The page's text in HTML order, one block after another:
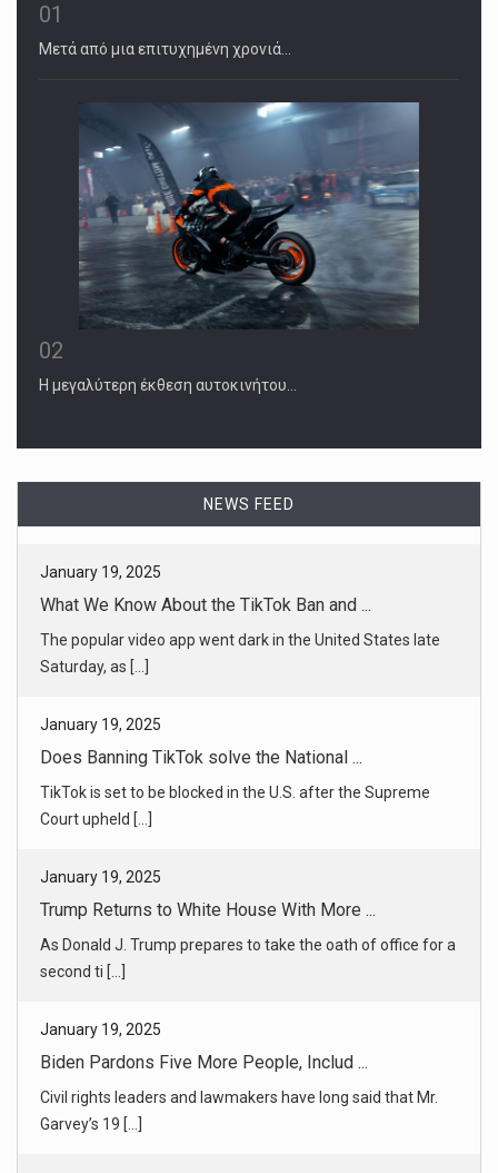
01
Μετά από μια επιτυχημένη χρονιά…
02
Η μεγαλύτερη έκθεση αυτοκινήτου…
NEWS FEED
What We Know About the TikTok Ban and ...
Saturday, as [...]
Does Banning TikTok solve the National ...
Court upheld [...]
Trump Returns to White House With More ...
second ti [...]
Biden Pardons Five More People, Includ ...
Garvey’s 19 [...]